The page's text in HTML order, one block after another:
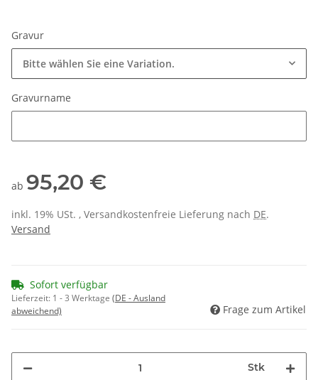
Gravur
Bitte wählen Sie eine Variation.
Gravurname
ab 95,20 €
inkl. 19% USt. , Versandkostenfreie Lieferung nach DE.
Versand
Sofort verfügbar
Lieferzeit: 1 - 3 Werktage (DE - Ausland
abweichend)
Frage zum Artikel
Stk